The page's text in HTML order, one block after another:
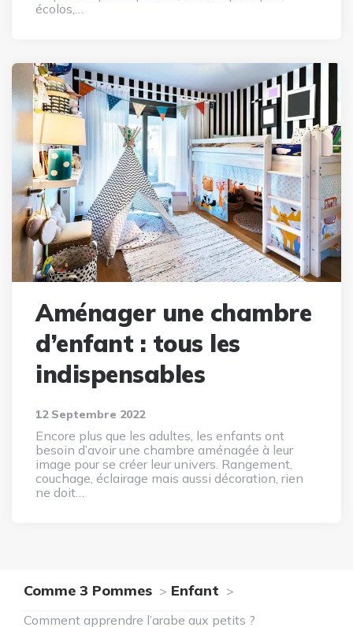
écolos,…
Aménager une chambre
d’enfant : tous les
indispensables
12 Septembre 2022
Encore plus que les adultes, les enfants ont
besoin d’avoir une chambre aménagée à leur
image pour se créer leur univers. Rangement,
couchage, éclairage mais aussi décoration, rien
ne doit…
Comme 3 Pommes Enfant
Comment apprendre l’arabe aux petits ?